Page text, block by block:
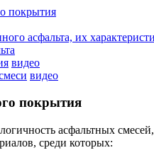
покрытия
асфальта, их
видео
видео
покрытия
асфальтных
среди которых: